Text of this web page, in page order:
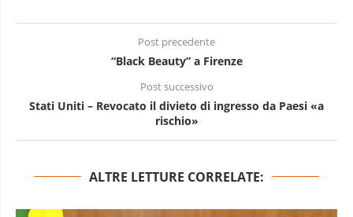
Post precedente
“Black Beauty” a Firenze
Post successivo
Stati Uniti – Revocato il divieto di ingresso da Paesi «a
rischio»
ALTRE LETTURE CORRELATE: